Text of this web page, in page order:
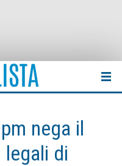
nega il
di